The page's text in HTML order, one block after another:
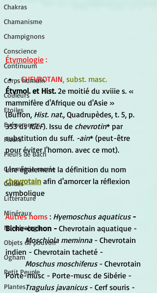
Chakras
Chamanisme
Champignons
Conscience
Continuum
Corps humain
Couleurs
Etoiles
Evénements
Fleurs
Fleurs de Bach
Géométrie sacrée
Guides
Littérature
Minéraux
Numérologie
Objets de pouvoir
Ogham
Petit Peuple
Plantes
Étymologie :
CHEVROTAIN, subst. masc.
Étymol. et Hist. 2e moitié du xviiie s. «
mammifère d'Afrique ou d'Asie »
(Buffon, Hist. nat., Quadrupèdes, t. 5, p.
353 ds IGLF). Issu de chevrotin* par
substitution du suff. -ain* (peut-être
pour éviter l'homon. avec ce mot).
Lire également la définition du nom
chevrotain afin d'amorcer la réflexion
symbolique
Autres noms : Hyemoschus aquaticus -
Biche-cochon - Chevrotain aquatique -
Moschiola meminna - Chevrotain
indien - Chevrotain tacheté -
Moschus moschiferus - Chevrotain
Porte-musc - Porte-musc de Sibérie -
Tragulus javanicus - Cerf souris -